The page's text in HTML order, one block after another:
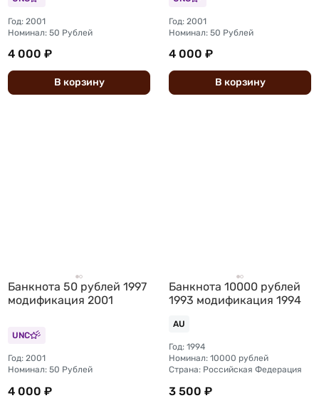
Год: 2001
Номинал: 50 Рублей
4 000 ₽
В корзину
Год: 2001
Номинал: 50 Рублей
4 000 ₽
В корзину
Банкнота 50 рублей 1997
модификация 2001
UNC
Год: 2001
Номинал: 50 Рублей
4 000 ₽
Банкнота 10000 рублей
1993 модификация 1994
AU
Год: 1994
Номинал: 10000 рублей
Страна: Российская Федерация
3 500 ₽